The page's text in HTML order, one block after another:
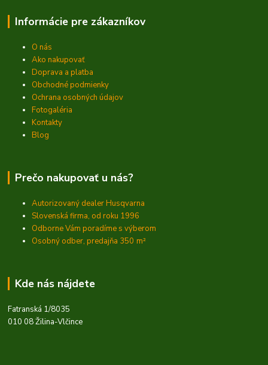
Informácie pre zákazníkov
O nás
Ako nakupovať
Doprava a platba
Obchodné podmienky
Ochrana osobných údajov
Fotogaléria
Kontakty
Blog
Prečo nakupovať u nás?
Autorizovaný dealer Husqvarna
Slovenská firma, od roku 1996
Odborne Vám poradíme s výberom
Osobný odber, predajňa 350 m²
Kde nás nájdete
Fatranská 1/8035
010 08 Žilina-Vlčince